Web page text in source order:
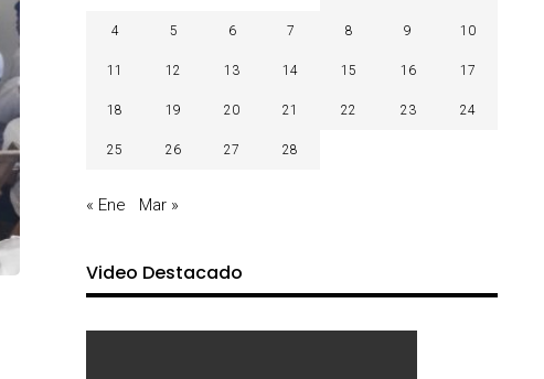
4 5 6 7 8 9 10
11 12 13 14 15 16 17
18 19 20 21 22 23 24
25 26 27 28
« Ene Mar »
Video Destacado